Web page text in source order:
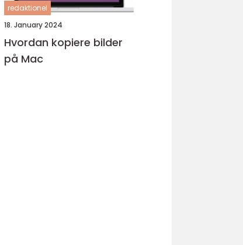
redaktionel
18. January 2024
Hvordan kopiere bilder
på Mac